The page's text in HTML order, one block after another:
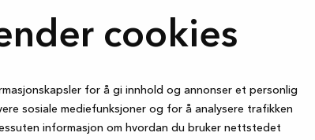
cookies
for å gi innhold og annonser et personlig
sosiale mediefunksjoner og for å analysere trafikken
informasjon om hvordan du bruker nettstedet